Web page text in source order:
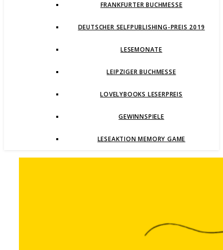
FRANKFURTER BUCHMESSE
DEUTSCHER SELFPUBLISHING-PREIS 2019
LESEMONATE
LEIPZIGER BUCHMESSE
LOVELYBOOKS LESERPREIS
GEWINNSPIELE
LESEAKTION MEMORY GAME